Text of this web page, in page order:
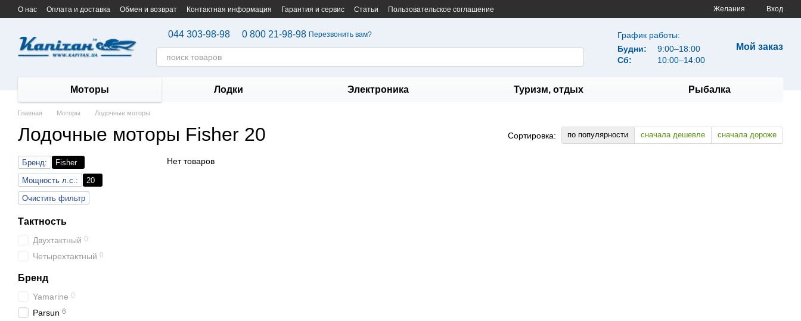
Перейти к основному контенту
О нас Оплата и доставка Обмен и возврат Контактная информация Гарантия и сервис Статьи Пользовательское соглашение Желания Вход
044 303-98-98 0 800 21-98-98 Перезвонить вам?
График работы:
Будни:
9:00–18:00
Сб:
10:00–14:00
Мой заказ
Моторы Лодки Электроника Туризм, отдых Рыбалка
Главная Моторы Лодочные моторы
Лодочные моторы Fisher 20 Сортировка: по популярности сначала дешевле сначала дороже
Нет товаров
Бренд:
Fisher
Мощность л.с.:
20
Очистить фильтр
Тактность
Двухтактный 0
Четырехтактный 0
Бренд
Yamarine 0
Parsun 6